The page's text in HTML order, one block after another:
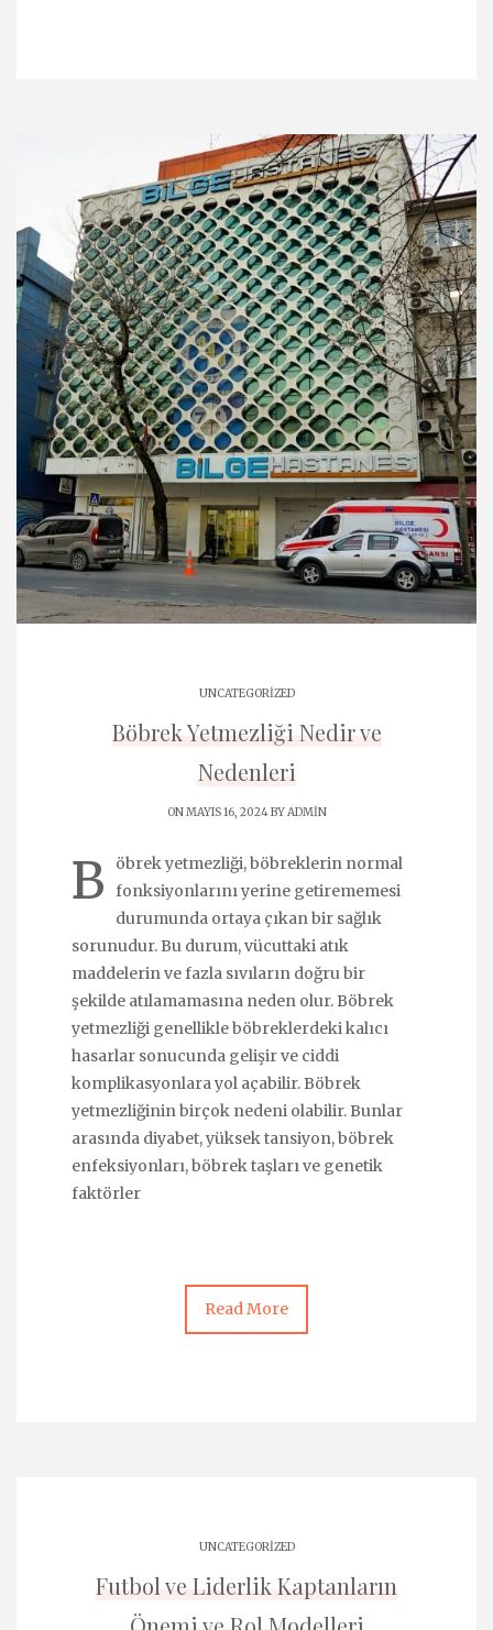
UNCATEGORIZED
Böbrek Yetmezliği Nedir ve
Nedenleri
ON MAYIS 16, 2024 BYADMIN
B
öbrek yetmezliği, böbreklerin normal
fonksiyonlarını yerine getirememesi
durumunda ortaya çıkan bir sağlık
sorunudur. Bu durum, vücuttaki atık
maddelerin ve fazla sıvıların doğru bir
şekilde atılamamasına neden olur. Böbrek
yetmezliği genellikle böbreklerdeki kalıcı
hasarlar sonucunda gelişir ve ciddi
komplikasyonlara yol açabilir. Böbrek
yetmezliğinin birçok nedeni olabilir. Bunlar
arasında diyabet, yüksek tansiyon, böbrek
enfeksiyonları, böbrek taşları ve genetik
faktörler
Read More
UNCATEGORIZED
Futbol ve Liderlik Kaptanların